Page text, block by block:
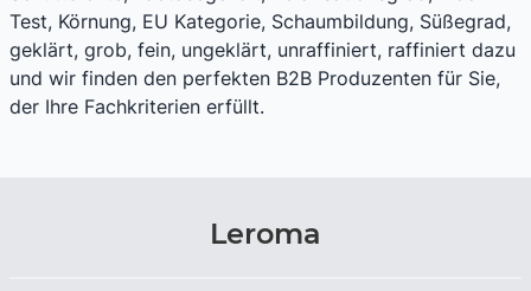
Test, Körnung, EU Kategorie, Schaumbildung, Süßegrad,
geklärt, grob, fein, ungeklärt, unraffiniert, raffiniert dazu
und wir finden den perfekten B2B Produzenten für Sie,
der Ihre Fachkriterien erfüllt.
Leroma